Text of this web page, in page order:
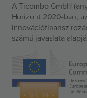
A Ticombo GmbH
Horizont 2020-ban,
számú javaslata